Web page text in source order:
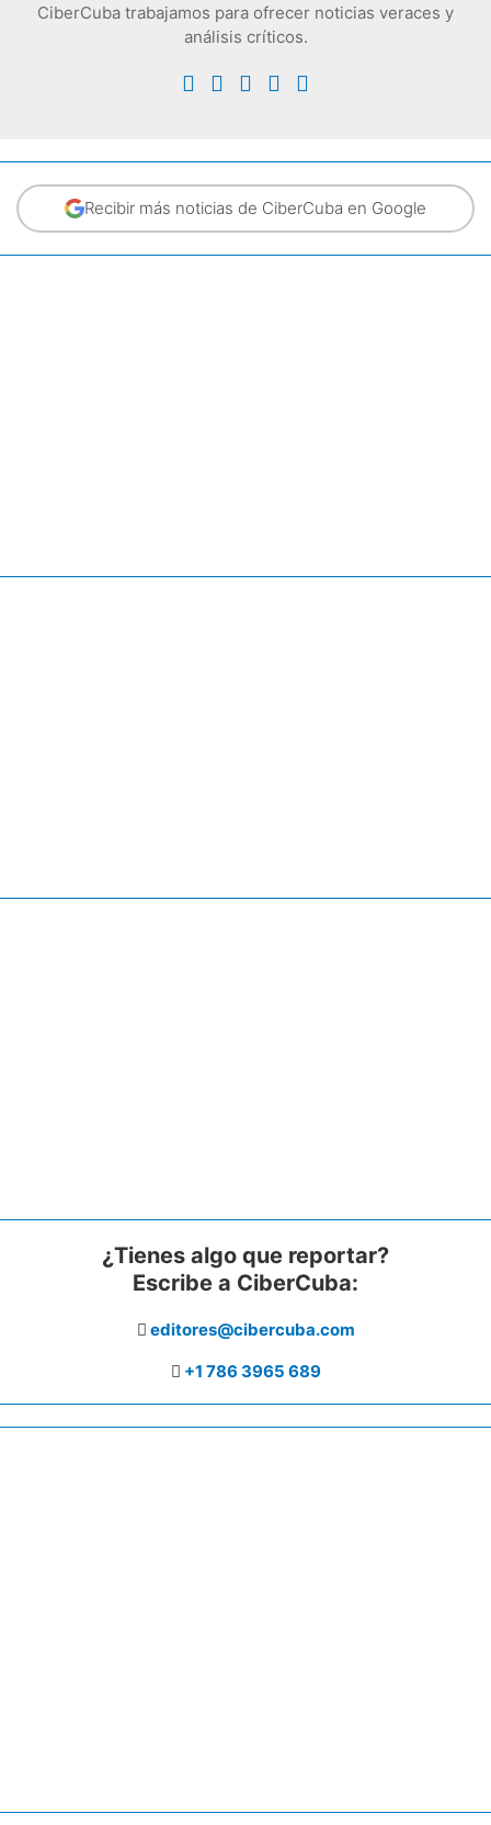
CiberCuba trabajamos para ofrecer noticias veraces y
análisis críticos.
Recibir más noticias de CiberCuba en Google
¿Tienes algo que reportar?
Escribe a CiberCuba:
editores@cibercuba.com
+1 786 3965 689